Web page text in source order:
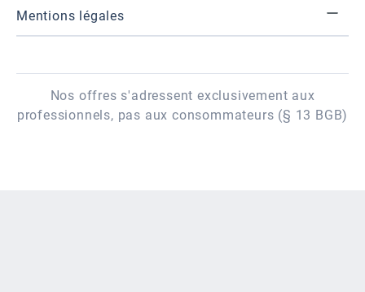
Mentions légales
Nos offres s'adressent exclusivement aux
professionnels, pas aux consommateurs (§ 13 BGB)